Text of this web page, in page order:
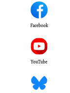
Facebook
YouTube